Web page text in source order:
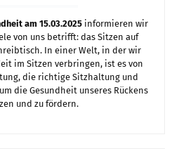
am 15.03.2025 informieren wir
von uns betrifft: das Sitzen auf
In einer Welt, in der wir
im Sitzen verbringen, ist es von
die richtige Sitzhaltung und
die Gesundheit unseres Rückens
und zu fördern.